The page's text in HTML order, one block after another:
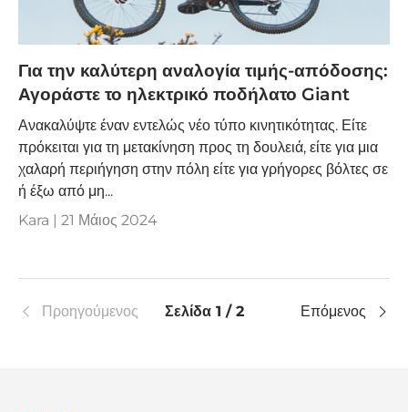
Για την καλύτερη αναλογία τιμής-απόδοσης:
Αγοράστε το ηλεκτρικό ποδήλατο Giant
Ανακαλύψτε έναν εντελώς νέο τύπο κινητικότητας. Είτε
πρόκειται για τη μετακίνηση προς τη δουλειά, είτε για μια
χαλαρή περιήγηση στην πόλη είτε για γρήγορες βόλτες σε
ή έξω από μη...
Kara | 21 Μάιος 2024
Προηγούμενος Σελίδα 1 / 2 Επόμενος